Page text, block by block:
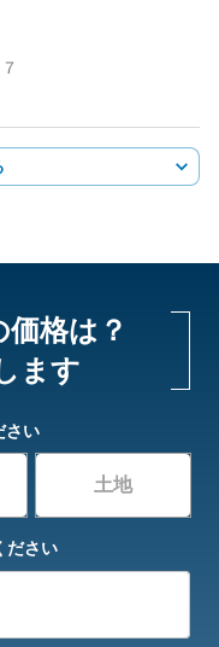
格は？
ます
さい
土地
ださい